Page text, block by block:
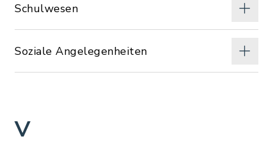
Schulwesen
Soziale Angelegenheiten
V